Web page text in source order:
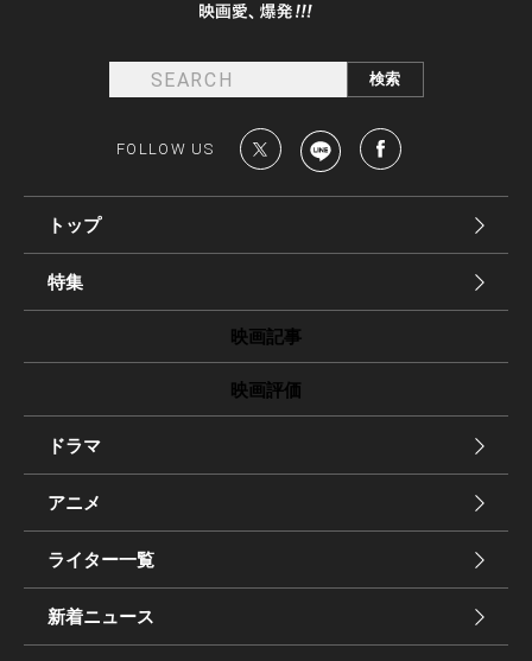
FOLLOW US
トップ
特集
映画記事
映画評価
ドラマ
アニメ
ライター一覧
新着ニュース